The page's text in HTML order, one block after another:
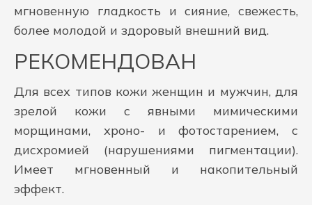
мгновенную гладкость и сияние, свежесть,
более молодой и здоровый внешний вид.
РЕКОМЕНДОВАН
Для всех типов кожи женщин и мужчин, для
зрелой кожи с явными мимическими
морщинами, хроно- и фотостарением, с
дисхромией (нарушениями пигментации).
Имеет мгновенный и накопительный
эффект.